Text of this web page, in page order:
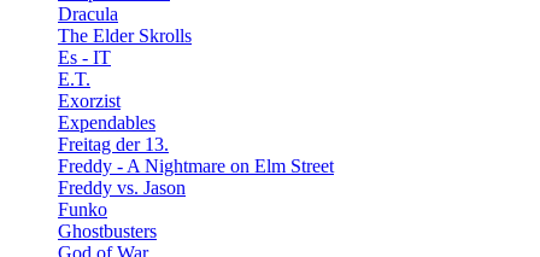
Dracula
The Elder Skrolls
Es - IT
E.T.
Exorzist
Expendables
Freitag der 13.
Freddy - A Nightmare on Elm Street
Freddy vs. Jason
Funko
Ghostbusters
God of War